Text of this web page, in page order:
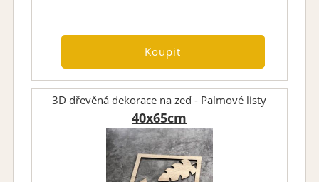
3D dřevěná dekorace na zeď - Palmové listy
40x65cm